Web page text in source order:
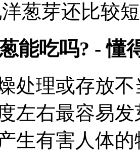
葱芽还比较
能吃吗? - 懂
处理或存放
左右最容易
生有害人体